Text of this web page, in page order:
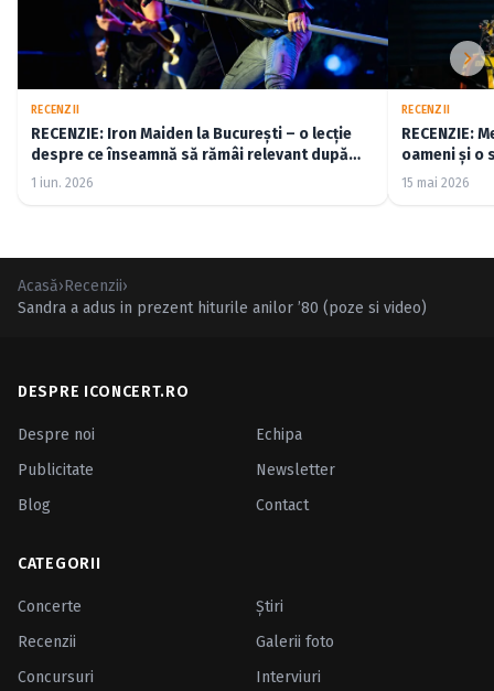
RECENZII
RECENZIE: Iron Maiden la București – o lecție
despre ce înseamnă să rămâi relevant după
cincizeci de ani (FOTO)
1 iun. 2026
RECENZII
RECENZIE:
oameni și o
15 mai 2026
Acasă›Recenzii›
Sandra a adus in prezent hiturile anilor ’80 (poze si video)
DESPRE ICONCERT.RO
Despre noi
Echipa
Publicitate
Newsletter
Blog
Contact
CATEGORII
Concerte
Ştiri
Recenzii
Galerii foto
Concursuri
Interviuri